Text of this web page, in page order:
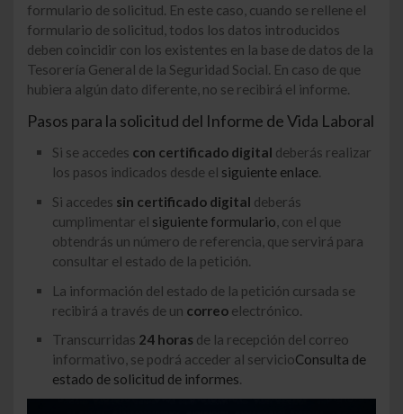
formulario de solicitud. En este caso, cuando se rellene el
formulario de solicitud, todos los datos introducidos
deben coincidir con los existentes en la base de datos de la
Tesorería General de la Seguridad Social. En caso de que
hubiera algún dato diferente, no se recibirá el informe.
Pasos para la solicitud del Informe de Vida Laboral
Si se accedes con certificado digital deberás realizar
los pasos indicados desde el siguiente enlace.
Si accedes sin certificado digital deberás
cumplimentar el siguiente formulario , con el que
obtendrás un número de referencia, que servirá para
consultar el estado de la petición.
La información del estado de la petición cursada se
recibirá a través de un correo electrónico.
Transcurridas 24 horas de la recepción del correo
informativo, se podrá acceder al servicioConsulta de
estado de solicitud de informes.